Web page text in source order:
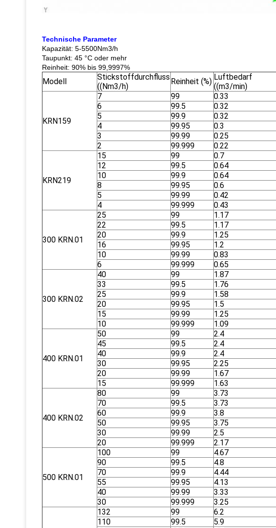
Technische Parameter
Kapazität: 5-5500Nm3/h
Taupunkt: 45 °C oder mehr
Reinheit: 90% bis 99,9997%
Modell
Stickstoffdurchfluss
((Nm3/h)
Reinheit (%) Luftbedarf
((m3/min)
KRN159
7 99 0.33
6 99.5
0.32
5
99.9
0.32
4
99.95
0.3
3
99.99
0.25
2
99.999 0.22
KRN219
15 99 0.7
12 99.5
0.64
10
99.9
0.64
8
99.95
0.6
5
99.99
0.42
4
99.999 0.43
300 KRN.01
25 99 1.17
22 99.5
1.17
20
99.9
1.25
16
99.95
1.2
10
99.99
0.83
6
99.999 0.65
300 KRN.02
40 99 1.87
33 99.5
1.76
25
99.9
1.58
20
99.95
1.5
15
99.99
1.25
10
99.999 1.09
400 KRN.01
50 99 2.4
45 99.5
2.4
40
99.9
2.4
30
99.95
2.25
20
99.99
1.67
15
99.999 1.63
400 KRN.02
80 99 3.73
70 99.5
3.73
60
99.9
3.8
50
99.95
3.75
30
99.99
2.5
20
99.999 2.17
500 KRN.01
100 99 4.67
90 99.5
4.8
70
99.9
4.44
55
99.95
4.13
40
99.99
3.33
30
99.999 3.25
132 99 6.2
110 99.5
5.9